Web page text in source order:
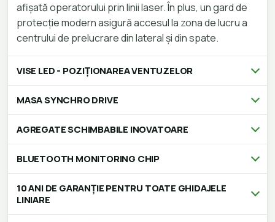
afișată operatorului prin linii laser. În plus, un gard de
protecție modern asigură accesul la zona de lucru a
centrului de prelucrare din lateral și din spate.
VISE LED - POZIȚIONAREA VENTUZELOR
MASA SYNCHRO DRIVE
AGREGATE SCHIMBABILE INOVATOARE
BLUETOOTH MONITORING CHIP
10 ANI DE GARANȚIE PENTRU TOATE GHIDAJELE
LINIARE